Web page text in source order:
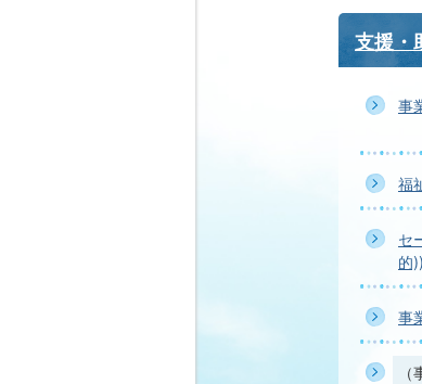
支援・
事
福
セ
的
事